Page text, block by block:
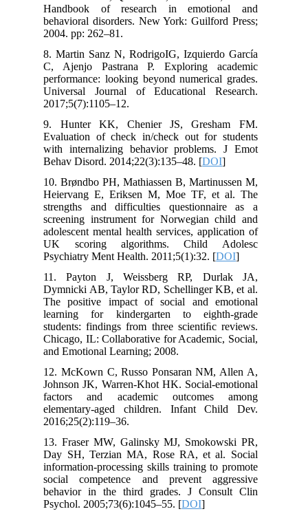
Handbook of research in emotional and
behavioral disorders. New York: Guilford Press;
2004. pp: 262–81.
8. Martin Sanz N, RodrigoIG, Izquierdo García
C, Ajenjo Pastrana P. Exploring academic
performance: looking beyond numerical grades.
Universal Journal of Educational Research.
2017;5(7):1105–12.
9. Hunter KK, Chenier JS, Gresham FM.
Evaluation of check in/check out for students
with internalizing behavior problems. J Emot
Behav Disord. 2014;22(3):135–48. [DOI
10. Brøndbo PH, Mathiassen B, Martinussen M,
Heiervang E, Eriksen M, Moe TF, et al. The
strengths and difficulties questionnaire as a
screening instrument for Norwegian child and
adolescent mental health services, application of
UK scoring algorithms. Child Adolesc
Psychiatry Ment Health. 2011;5(1):32. [DOI
11. Payton J, Weissberg RP, Durlak JA,
Dymnicki AB, Taylor RD, Schellinger KB, et al.
The positive impact of social and emotional
learning for kindergarten to eighth-grade
students: findings from three scientiﬁc reviews.
Chicago, IL: Collaborative for Academic, Social,
and Emotional Learning; 2008.
12. McKown C, Russo Ponsaran NM, Allen A,
Johnson JK, Warren-Khot HK. Social-emotional
factors and academic outcomes among
elementary-aged children. Infant Child Dev.
2016;25(2):119–36.
13. Fraser MW, Galinsky MJ, Smokowski PR,
Day SH, Terzian MA, Rose RA, et al. Social
information-processing skills training to promote
social competence and prevent aggressive
behavior in the third grades. J Consult Clin
Psychol. 2005;73(6):1045–55. [DOI